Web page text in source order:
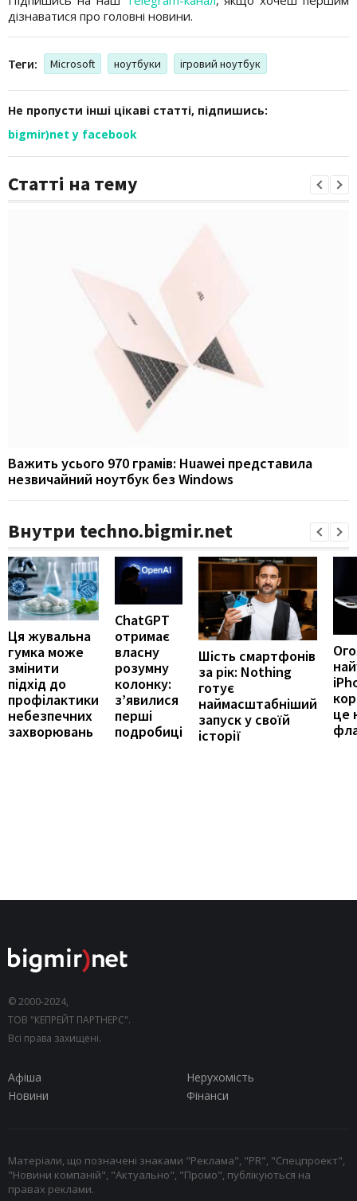
дізнаватися про головні новини.
Теги: Microsoft ноутбуки ігровий ноутбук
Не пропусти інші цікаві статті, підпишись:
bigmir)net у facebook
Статті на тему
Важить усього 970 грамів: Huawei представила
незвичайний ноутбук без Windows
Внутри techno.bigmir.net
Ця жувальна
гумка може
змінити
підхід до
профілактики
небезпечних
захворювань
ChatGPT
отримає
власну
розумну
колонку:
з’явилися
перші
подробиці
Шість смартфонів
за рік: Nothing
готує
наймасштабніший
запуск у своїй
історії
це
© 2000-2024,
ТОВ "КЕПРЕЙТ ПАРТНЕРС".
Всі права захищені.
Афіша
Нерухомість
Новини
Фінанси
Матеріали, що позначені знаками "Реклама", "PR", "Спецпроект",
"Новини компаній", "Актуально", "Промо", публікуються на
правах реклами.